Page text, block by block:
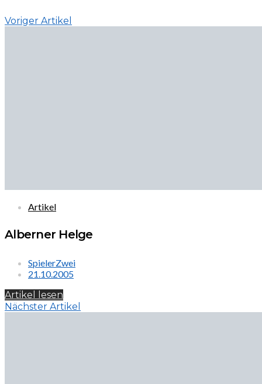
Voriger Artikel
Artikel
Alberner Helge
SpielerZwei
21.10.2005
Artikel lesen
Nächster Artikel